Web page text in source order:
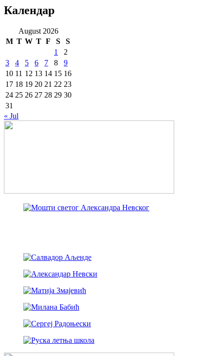
Календар
August 2026
M T W T F S
S
1
2
3
4 5 6 7 8
9
10 11 12 13 14 15 16
17 18 19 20 21 22 23
24 25 26 27 28 29 30
31
« Jul